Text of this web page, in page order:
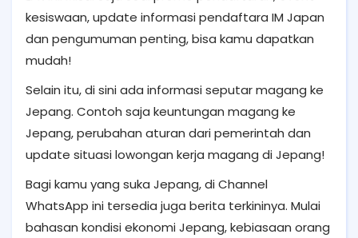
kesiswaan, update informasi pendaftara IM Japan
dan pengumuman penting, bisa kamu dapatkan
mudah!
Selain itu, di sini ada informasi seputar magang ke
Jepang. Contoh saja keuntungan magang ke
Jepang, perubahan aturan dari pemerintah dan
update situasi lowongan kerja magang di Jepang!
Bagi kamu yang suka Jepang, di Channel
WhatsApp ini tersedia juga berita terkininya. Mulai
bahasan kondisi ekonomi Jepang, kebiasaan orang